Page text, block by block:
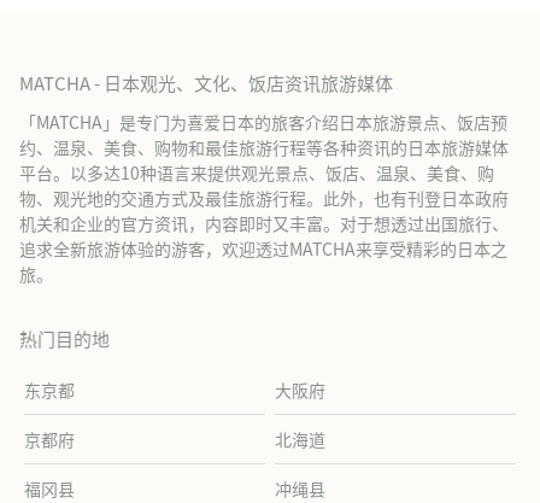
MATCHA - 日本观光、文化、饭店资讯旅游媒体
「MATCHA」是专门为喜爱日本的旅客介绍日本旅游景点、饭店预
约、温泉、美食、购物和最佳旅游行程等各种资讯的日本旅游媒体
平台。以多达10种语言来提供观光景点、饭店、温泉、美食、购
物、观光地的交通方式及最佳旅游行程。此外，也有刊登日本政府
机关和企业的官方资讯，内容即时又丰富。对于想透过出国旅行、
追求全新旅游体验的游客，欢迎透过MATCHA来享受精彩的日本之
旅。
热门目的地
东京都 大阪府
京都府 北海道
福冈县 冲绳县